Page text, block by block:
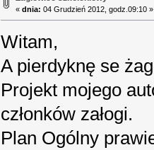
«dnia: 04 Grudzień 2012, godz.09:10 »
Witam,
A pierdyknę se
Projekt mojego
członków załogi.
Plan Ogólny